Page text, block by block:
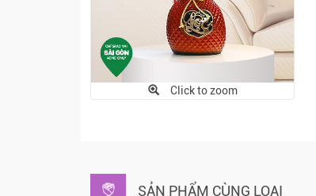
Click to zoom
SẢN PHẨM CÙNG LOẠI